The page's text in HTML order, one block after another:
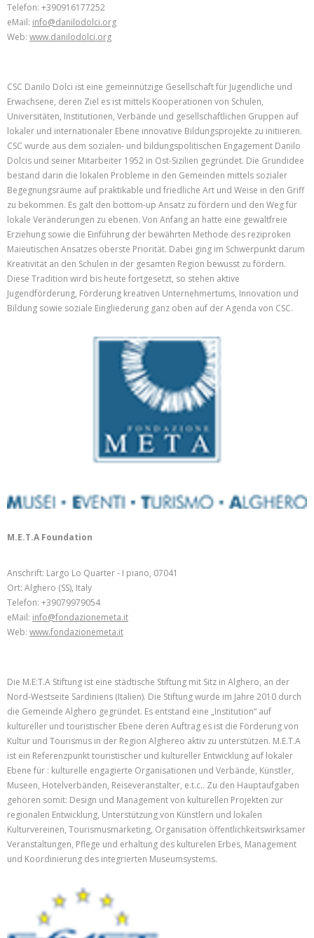
Telefon: +390916177252
eMail: info@danilodolci.org
Web: www.danilodolci.org
CSC Danilo Dolci ist eine gemeinnützige Gesellschaft für Jugendliche und
Erwachsene, deren Ziel es ist mittels Kooperationen von Schulen,
Universitäten, Institutionen, Verbände und gesellschaftlichen Gruppen auf
lokaler und internationaler Ebene innovative Bildungsprojekte zu initiieren.
CSC wurde aus dem sozialen- und bildungspolitischen Engagement Danilo
Dolcis und seiner Mitarbeiter 1952 in Ost-Sizilien gegründet. Die Grundidee
bestand darin die lokalen Probleme in den Gemeinden mittels sozialer
Begegnungsräume auf praktikable und friedliche Art und Weise in den Griff
zu bekommen. Es galt den bottom-up Ansatz zu fördern und den Weg für
lokale Veränderungen zu ebenen. Von Anfang an hatte eine gewaltfreie
Erziehung sowie die Einführung der bewährten Methode des reziproken
Maieutischen Ansatzes oberste Priorität. Dabei ging im Schwerpunkt darum
Kreativität an den Schulen in der gesamten Region bewusst zu fördern.
Diese Tradition wird bis heute fortgesetzt, so stehen aktive
Jugendförderung, Förderung kreativen Unternehmertums, Innovation und
Bildung sowie soziale Eingliederung ganz oben auf der Agenda von CSC.
M.E.T.A Foundation
Anschrift: Largo Lo Quarter - I piano, 07041
Ort: Alghero (SS), Italy
Telefon: +39079979054
eMail: info@fondazionemeta.it
Web: www.fondazionemeta.it
Die M.E:T.A Stiftung ist eine städtische Stiftung mit Sitz in Alghero, an der
Nord-Westseite Sardiniens (Italien). Die Stiftung wurde im Jahre 2010 durch
die Gemeinde Alghero gegründet. Es entstand eine „Institution“ auf
kultureller und touristischer Ebene deren Auftrag es ist die Förderung von
Kultur und Tourismus in der Region Alghereo aktiv zu unterstützen. M.E.T.A
ist ein Referenzpunkt touristischer und kultureller Entwicklung auf lokaler
Ebene für : kulturelle engagierte Organisationen und Verbände, Künstler,
Museen, Hotelverbänden, Reiseveranstalter, e.t.c.. Zu den Hauptaufgaben
gehören somit: Design und Management von kulturellen Projekten zur
regionalen Entwicklung, Unterstützung von Künstlern und lokalen
Kulturvereinen, Tourismusmarketing, Organisation öffentlichkeitswirksamer
Veranstaltungen, Pflege und erhaltung des kulturelen Erbes, Management
und Koordinierung des integrierten Museumsystems.